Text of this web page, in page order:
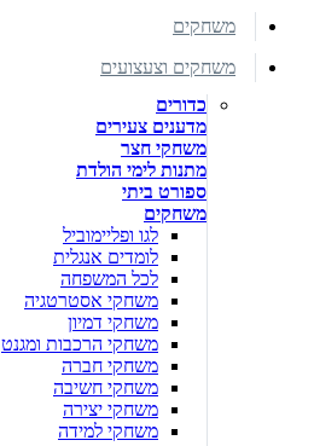
משחקים
משחקים וצעצועים
כדורים
מדענים צעירים
משחקי חצר
מתנות לימי הולדת
ספורט ביתי
משחקים
לגו ופליימוביל
לומדים אנגלית
לכל המשפחה
משחקי אסטרטגיה
משחקי דמיון
משחקי הרכבות ומגנט
משחקי חברה
משחקי חשיבה
משחקי יצירה
משחקי למידה